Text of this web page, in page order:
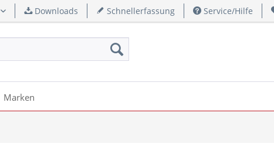
Deutsch Downloads Schnellerfassung Service/Hilfe
Marken